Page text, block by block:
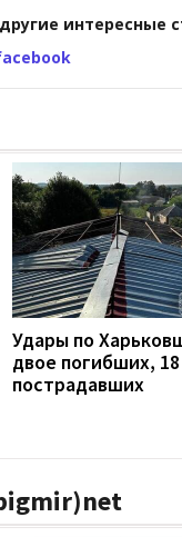
интересные
Удары по
двое погибших, 18
пострадавших